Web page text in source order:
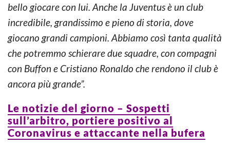
bello giocare con lui. Anche la Juventus è un club
incredibile, grandissimo e pieno di storia, dove
giocano grandi campioni. Abbiamo così tanta qualità
che potremmo schierare due squadre, con compagni
con Buffon e Cristiano Ronaldo che rendono il club è
ancora più grande”.
Le notizie del giorno – Sospetti
sull’arbitro, portiere positivo al
Coronavirus e attaccante nella bufera